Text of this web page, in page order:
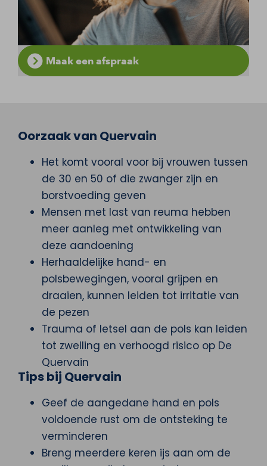
Maak een afspraak
Oorzaak van Quervain
Het komt vooral voor bij vrouwen tussen
de 30 en 50 of die zwanger zijn en
borstvoeding geven
Mensen met last van reuma hebben
meer aanleg met ontwikkeling van
deze aandoening
Herhaaldelijke hand- en
polsbewegingen, vooral grijpen en
draaien, kunnen leiden tot irritatie van
de pezen
Trauma of letsel aan de pols kan leiden
tot zwelling en verhoogd risico op De
Quervain
Tips bij Quervain
Geef de aangedane hand en pols
voldoende rust om de ontsteking te
verminderen
Breng meerdere keren ijs aan om de